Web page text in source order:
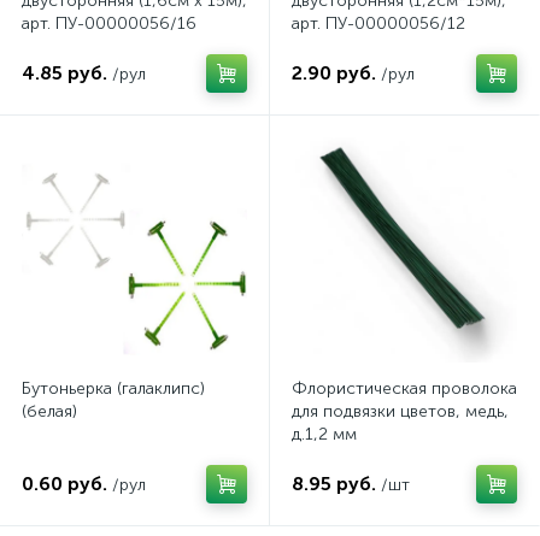
арт. ПУ-00000056/16
4.85 руб. /рул
арт. ПУ-00000056/12
2.90 руб. /рул
Бутоньерка (галаклипс)
(белая)
0.60 руб. /рул
Флористическая проволока
для подвязки цветов, медь,
д.1,2 мм
8.95 руб. /шт